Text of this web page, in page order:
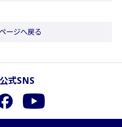
ージへ戻る
式SNS
FacebookYouTube